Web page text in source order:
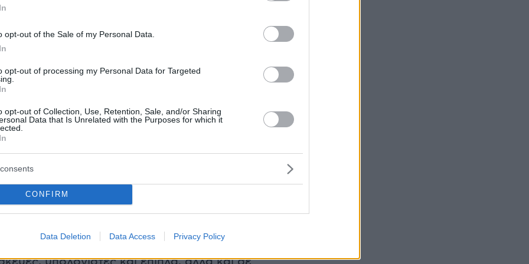
opt-out of the Sale of my Personal Data.
opt-out of processing my Personal Data for Targeted
opt-out of Collection, Use, Retention, Sale, and/or Sharing
Data that Is Unrelated with the Purposes for which it
CONFIRM
Data Deletion Data Access Privacy Policy
στα χέρια σας τη σύμβαση για την
πυροσβεστικών οχημάτων τα οποία θα
στο οπλοστάσιο της Πυροσβεστικής» τόνισε
πρόσωπα και εταιρίες που ανταποκρίθηκαν
της Επιτροπής.
της Επιτροπής «Ελλάδα 2021» αναφέρθηκε
των δράσεων του επετειακού έτους: «Από
πει ότι στόχος μας είναι οι δράσεις που θα
με την ευκαιρία των 200 χρονών μετά την
του 1821, να αφήνουν μία σημαντική
Η παρακαταθήκη δεν αναφέρεται μόνο σε